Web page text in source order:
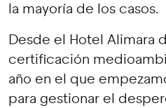
la mayoría de los casos.
Desde el Hotel Alimara
certificación
año en el que
para gestionar el